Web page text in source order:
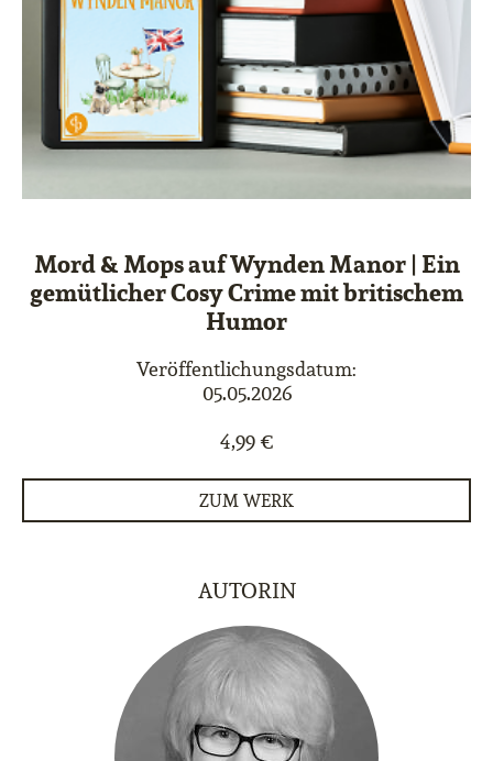
Mord & Mops auf Wynden Manor | Ein
gemütlicher Cosy Crime mit britischem
Humor
Veröffentlichungsdatum:
05.05.2026
4,99 €
ZUM WERK
AUTORIN